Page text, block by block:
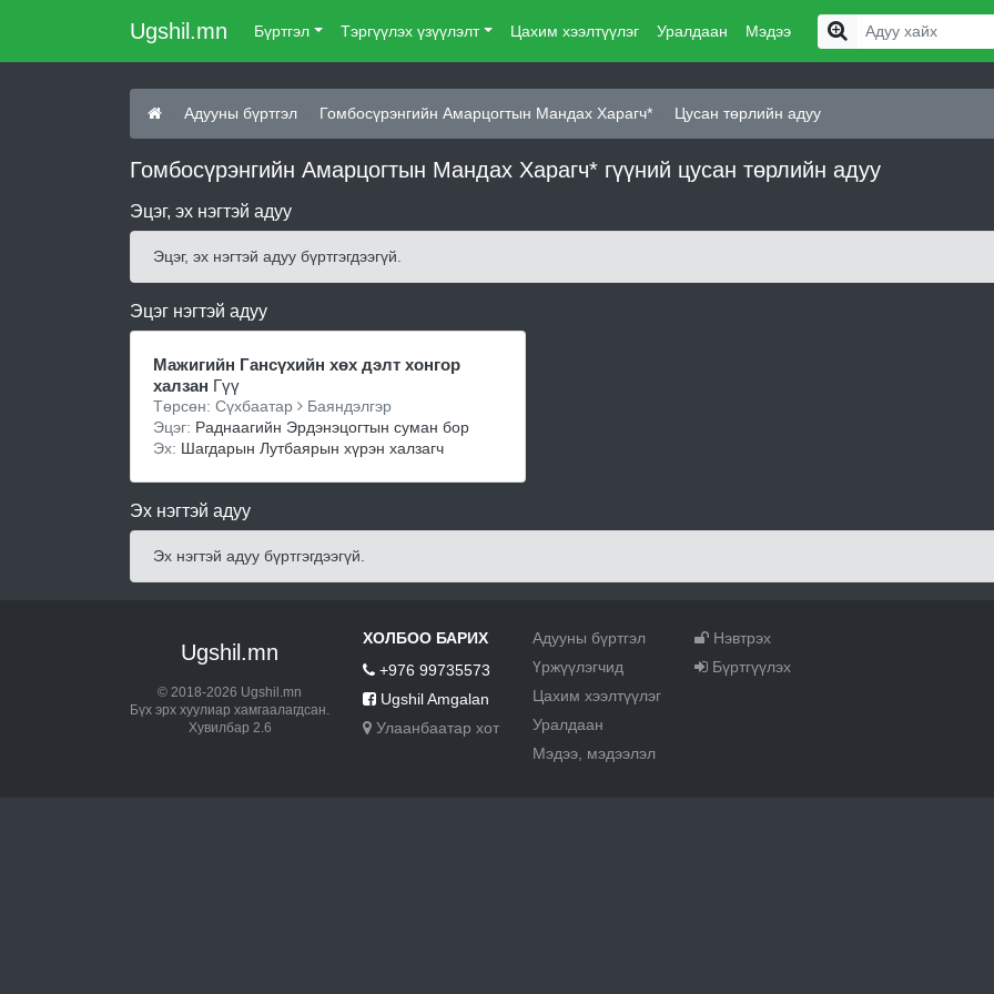
Ugshil.mn Бүртгэл Тэргүүлэх үзүүлэлт Цахим хээлтүүлэг Уралдаан Мэдээ
Адууны бүртгэл Гомбосүрэнгийн Амарцогтын Мандах Харагч* Цусан төрлийн адуу
Гомбосүрэнгийн Амарцогтын Мандах Харагч* гүүний цусан төрлийн адуу
Эцэг, эх нэгтэй адуу
Эцэг, эх нэгтэй адуу бүртгэгдээгүй.
Эцэг нэгтэй адуу
Мажигийн Гансүхийн хөх дэлт хонгор
халзан Гүү
Төрсөн: Сүхбаатар
Баяндэлгэр
Эцэг: Раднаагийн Эрдэнэцогтын суман бор
Эх: Шагдарын Лутбаярын хүрэн халзагч
Эх нэгтэй адуу
Эх нэгтэй адуу бүртгэгдээгүй.
Ugshil.mn
© 2018-2026 Ugshil.mn
Бүх эрх хуулиар хамгаалагдсан.
Хувилбар 2.6
ХОЛБОО БАРИХ
+976 99735573
Ugshil Amgalan
Улаанбаатар хот
Адууны бүртгэл
Үржүүлэгчид
Цахим хээлтүүлэг
Уралдаан
Мэдээ, мэдээлэл
Нэвтрэх
Бүртгүүлэх